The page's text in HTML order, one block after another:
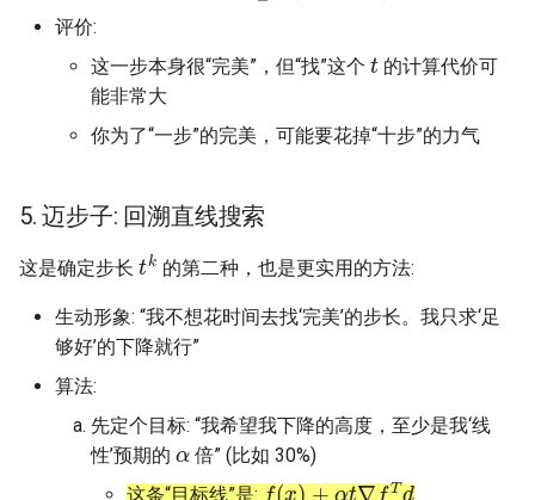
评价:
这一步本身很“完美”，但“找”这个
t
的计算代价可
能非常大
你为了“一步”的完美，可能要花掉“十步”的力气
5. 迈步子: 回溯直线搜索
这是确定步长
tk
的第二种，也是更实用的方法:
生动形象: “我不想花时间去找‘完美’的步长。我只求‘足
够好’的下降就行”
算法:
先定个目标: “我希望我下降的高度，至少是我‘线
性’预期的
α
倍” (比如 30%)
这条“目标线”是:
f(x)+αt∇fTd